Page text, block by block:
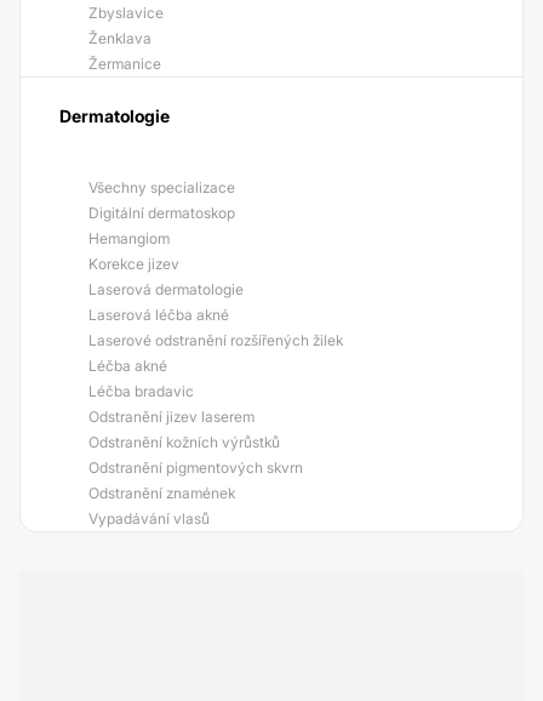
Zbyslavice
Ženklava
Žermanice
Dermatologie
Všechny specializace
Digitální dermatoskop
Hemangiom
Korekce jizev
Laserová dermatologie
Laserová léčba akné
Laserové odstranění rozšířených žilek
Léčba akné
Léčba bradavic
Odstranění jizev laserem
Odstranění kožních výrůstků
Odstranění pigmentových skvrn
Odstranění znamének
Vypadávání vlasů